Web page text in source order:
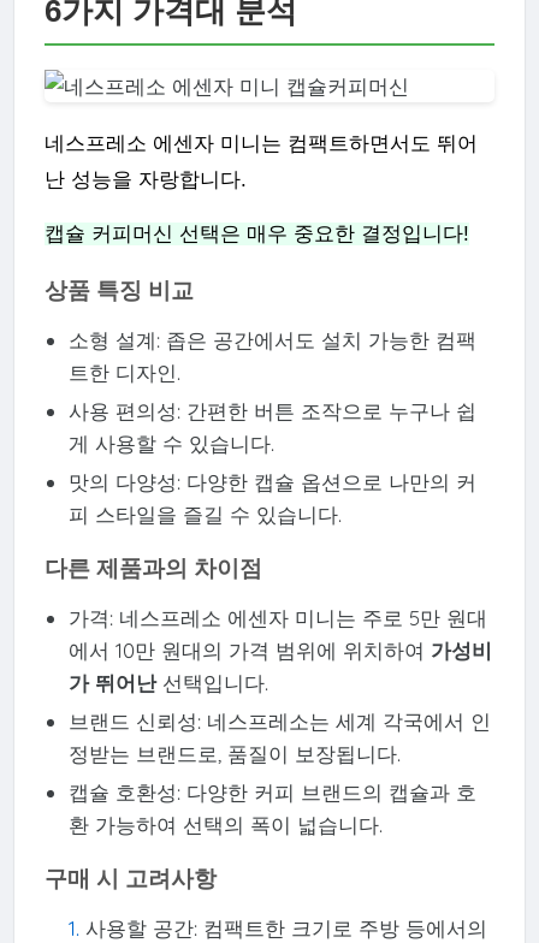
6가지 가격대 분석
네스프레소 에센자 미니는 컴팩트하면서도 뛰어
난 성능을 자랑합니다.
캡슐 커피머신 선택은 매우 중요한 결정입니다!
상품 특징 비교
소형 설계: 좁은 공간에서도 설치 가능한 컴팩
트한 디자인.
사용 편의성: 간편한 버튼 조작으로 누구나 쉽
게 사용할 수 있습니다.
맛의 다양성: 다양한 캡슐 옵션으로 나만의 커
피 스타일을 즐길 수 있습니다.
다른 제품과의 차이점
가격: 네스프레소 에센자 미니는 주로 5만 원대
에서 10만 원대의 가격 범위에 위치하여 가성비
가 뛰어난선택입니다.
브랜드 신뢰성: 네스프레소는 세계 각국에서 인
정받는 브랜드로, 품질이 보장됩니다.
캡슐 호환성: 다양한 커피 브랜드의 캡슐과 호
환 가능하여 선택의 폭이 넓습니다.
구매 시 고려사항
사용할 공간: 컴팩트한 크기로 주방 등에서의